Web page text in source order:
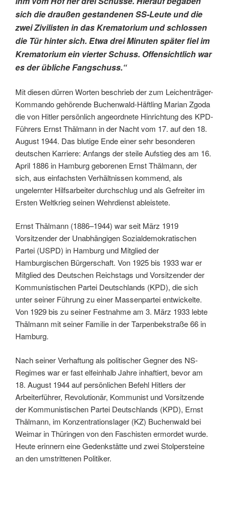
sich die draußen gestandenen SS-Leute und die
zwei Zivilisten in das Krematorium und schlossen
die Tür hinter sich. Etwa drei Minuten später fiel im
Krematorium ein vierter Schuss. Offensichtlich war
es der übliche Fangschuss.“
Mit diesen dürren Worten beschrieb der zum Leichenträger-
Kommando gehörende Buchenwald-Häftling Marian Zgoda
die von Hitler persönlich angeordnete Hinrichtung des KPD-
Führers Ernst Thälmann in der Nacht vom 17. auf den 18.
August 1944. Das blutige Ende einer sehr besonderen
deutschen Karriere: Anfangs der steile Aufstieg des am 16.
April 1886 in Hamburg geborenen Ernst Thälmann, der
sich, aus einfachsten Verhältnissen kommend, als
ungelernter Hilfsarbeiter durchschlug und als Gefreiter im
Ersten Weltkrieg seinen Wehrdienst ableistete.
Ernst Thälmann (1886–1944) war seit März 1919
Vorsitzender der Unabhängigen Sozialdemokratischen
Partei (USPD) in Hamburg und Mitglied der
Hamburgischen Bürgerschaft. Von 1925 bis 1933 war er
Mitglied des Deutschen Reichstags und Vorsitzender der
Kommunistischen Partei Deutschlands (KPD), die sich
unter seiner Führung zu einer Massenpartei entwickelte.
Von 1929 bis zu seiner Festnahme am 3. März 1933 lebte
Thälmann mit seiner Familie in der Tarpenbekstraße 66 in
Hamburg.
Nach seiner Verhaftung als politischer Gegner des NS-
Regimes war er fast elfeinhalb Jahre inhaftiert, bevor am
18. August 1944 auf persönlichen Befehl Hitlers der
Arbeiterführer, Revolutionär, Kommunist und Vorsitzende
der Kommunistischen Partei Deutschlands (KPD), Ernst
Thälmann, im Konzentrationslager (KZ) Buchenwald bei
Weimar in Thüringen von den Faschisten ermordet wurde.
Heute erinnern eine Gedenkstätte und zwei Stolpersteine
an den umstrittenen Politiker.